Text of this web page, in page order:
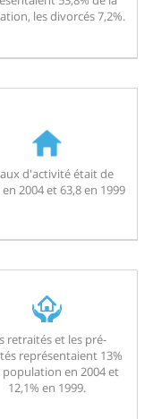
les divorcés 7,2%.
d'activité était de
en 2004 et 63,8 en 1999
retraités et les pré-
représentaient 13%
population en 2004 et
12,1% en 1999.